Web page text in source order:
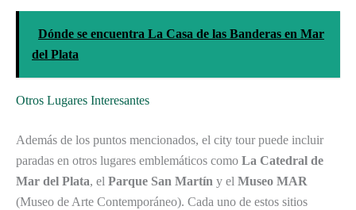
Dónde se encuentra La Casa de las Banderas en Mar
del Plata
Otros Lugares Interesantes
Además de los puntos mencionados, el city tour puede incluir
paradas en otros lugares emblemáticos como La Catedral de
Mar del Plata, el Parque San Martín y el Museo MAR
(Museo de Arte Contemporáneo). Cada uno de estos sitios